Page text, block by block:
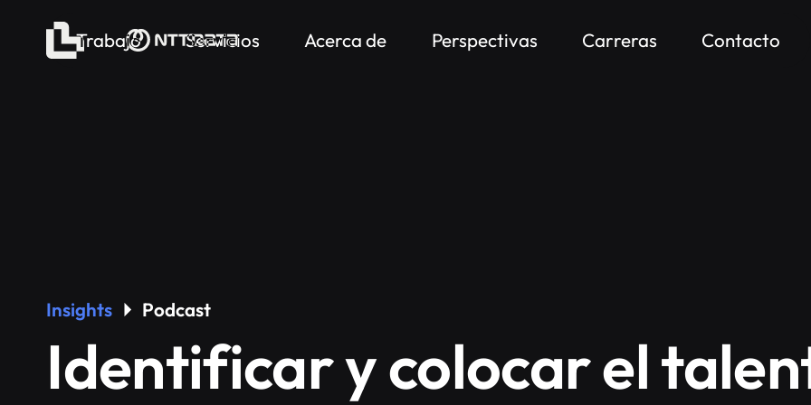
Trabajo Servicios Acerca de Perspectivas Carreras Contacto
Insights Podcast
Identificar y colocar el